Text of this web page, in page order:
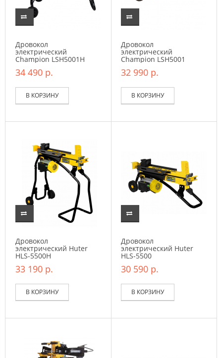
Дровокол
электрический
Champion LSH5001H
34 490 р.
В КОРЗИНУ
Дровокол
электрический
Champion LSH5001
32 990 р.
В КОРЗИНУ
Дровокол
электрический Huter
HLS-5500H
33 190 р.
В КОРЗИНУ
Дровокол
электрический Huter
HLS-5500
30 590 р.
В КОРЗИНУ